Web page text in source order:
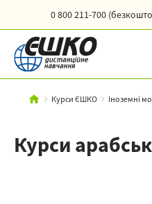
0 800 211-700
Курси ЄШКО Іноземні
Курси